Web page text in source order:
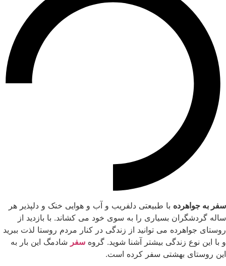
سفر به جواهرده با طبیعتی دلفریب و آب و هوایی خنک و دلپذیر هر
ساله گردشگران بسیاری را به سوی خود می کشاند. با بازدید از
روستای جواهرده می توانید از زندگی در کنار مردم روستا لذت ببرید
و با این نوع زندگی بیشتر آشنا شوید. گروه سفر شادمگ این بار به
این روستای بهشتی سفر کرده است.